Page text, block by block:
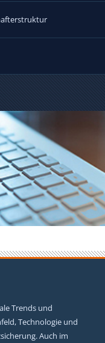
Trends und
Technologie und
Auch im